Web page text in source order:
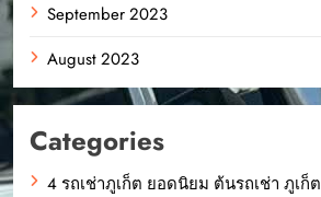
September 2023
August 2023
Categories
4 รถเช่าภูเก็ต ยอดนิยม ต้นรถเช่า ภูเก็ต